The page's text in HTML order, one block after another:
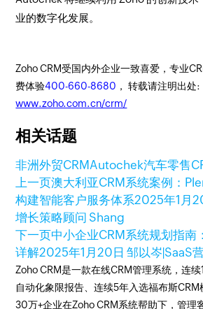
业的数字化发展。
Zoho CRM受国内外企业一致喜爱，专业
费体验400-660-8680 ， 转载请注明出处:
www.zoho.com.cn/crm/
相关话题
非洲外贸CRMAutochek汽车零售
上一页澳大利亚CRM系统案例：
构建智能客户服务体系2025年1月
增长策略顾问 Shang
下一页中小企业CRM系统规划指南
详解2025年1月20日 邹以岑|SaaS
Zoho CRM是一款在线CRM管理系统，连
自动化象限报告、连续5年入选福布斯
30万+企业在Zoho CRM系统帮助下，管理